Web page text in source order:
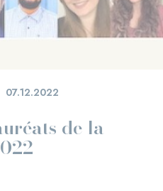
07.12.2022
de la